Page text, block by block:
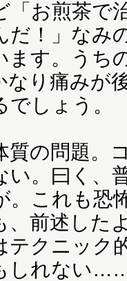
「お煎茶で
だ！」なみ
ます。うち
なり痛みが
しょう。
の問題。
い。曰く、
。これも恐
、前述した
テクニック
しれない